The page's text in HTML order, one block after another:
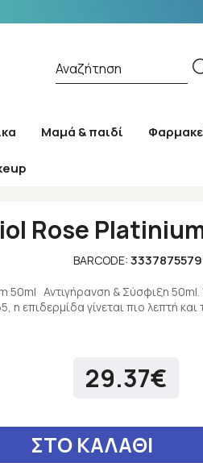
Αναζήτηση
Μαμά & παιδί
Rose
BARCODE:
50ml Αντιγήρανση & Σύσφιξη 50ml.
επιδερμίδα γίνεται πιο λεπτή και
29.37€
ΣΤΟ ΚΑΛΑΘΙ